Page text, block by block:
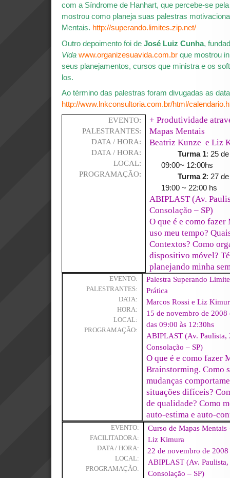
com a Síndrome de Hanhart, que percebe-se
mostrou como planeja suas palestras
Mentais. http://superando.limites.zip.net/
Outro depoimento foi de José Luiz Cunha,
Vida www.organizesuavida.com.br que mostrou
seus planejamentos, cursos que ministra e os
los.
Ao término das palestras foram divugadas as
http://www.lnkconsultoria.com.br/html/
EVENTO:
PALESTRANTES:
DATA / HORA:
DATA / HORA:
LOCAL:
PROGRAMAÇÃO:
+ Produtividade
Mapas Mentais
Beatriz Kunze e Liz
Turma 1: 25
09:00~ 12:00hs
Turma 2: 27
19:00 ~ 22:00 hs
ABIPLAST (Av.
Consolação – SP)
O que é e como fazer
uso meu tempo?
Contextos? Como
dispositivo móvel?
planejando minha
EVENTO:
PALESTRANTES:
DATA:
HORA:
LOCAL:
PROGRAMAÇÃO:
Palestra Superando
Prática
Marcos Rossi e Liz
15 de novembro de 2008
das 09:00 às 12:30hs
ABIPLAST (Av. Paulista,
Consolação – SP)
O que é e como fazer
Brainstorming. Como
mudanças
situações difíceis?
de qualidade? Como
auto-estima e auto-
EVENTO:
FACILITADORA:
DATA / HORA:
LOCAL:
PROGRAMAÇÃO:
Curso de Mapas Mentais
Liz Kimura
22 de novembro de
ABIPLAST (Av.
Consolação – SP)